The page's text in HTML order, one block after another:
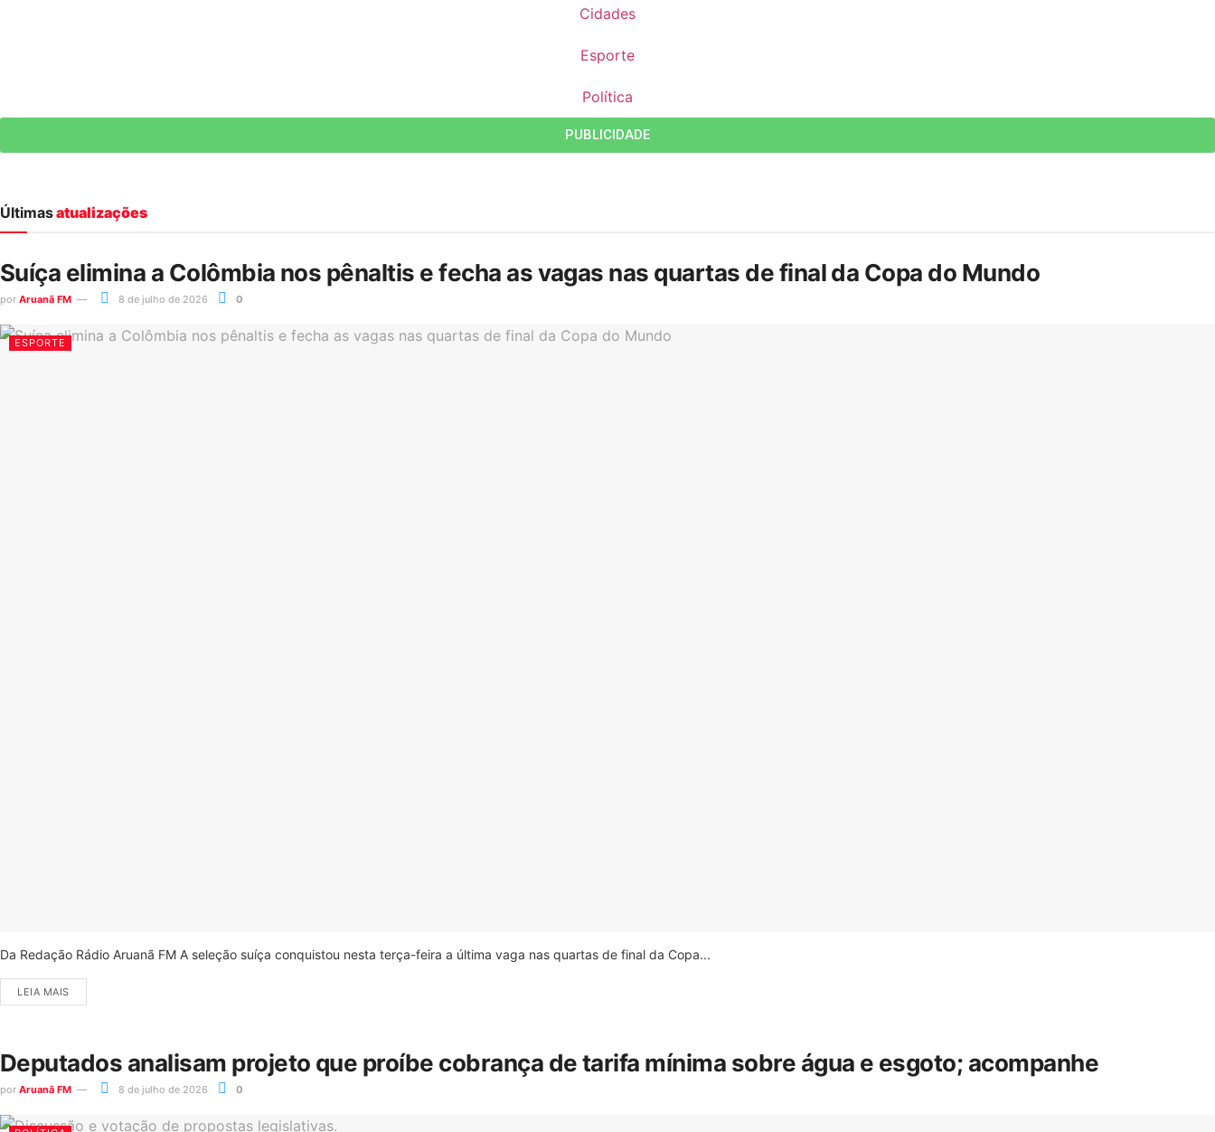
Cidades
Esporte
Política
PUBLICIDADE
Últimasatualizações
Suíça elimina a Colômbia nos pênaltis e fecha as vagas nas quartas de final da Copa do Mundo
por Aruanã FM 8 de julho de 2026 0
ESPORTE
Da Redação Rádio Aruanã FM A seleção suíça conquistou nesta terça-feira a última vaga nas quartas de final da Copa...
LEIA MAIS
Deputados analisam projeto que proíbe cobrança de tarifa mínima sobre água e esgoto; acompanhe
por Aruanã FM 8 de julho de 2026 0